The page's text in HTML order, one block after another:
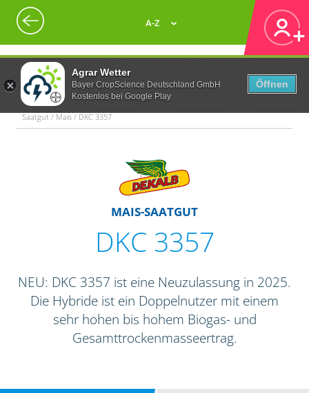
Agrar Wetter
Bayer CropScience Deutschland GmbH
Kostenlos bei Google Play
Öffnen
A-Z
Saatgut / Mais / DKC 3357
MAIS-SAATGUT
DKC 3357
NEU: DKC 3357 ist eine Neuzulassung in 2025.
Die Hybride ist ein Doppelnutzer mit einem
sehr hohen bis hohem Biogas- und
Gesamttrockenmasseertrag.